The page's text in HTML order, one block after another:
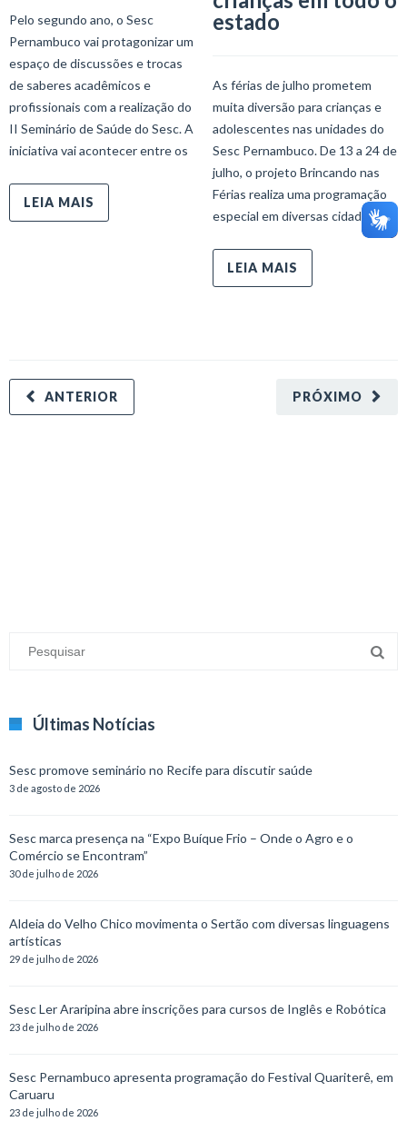
Pelo segundo ano, o Sesc
Pernambuco vai protagonizar um
espaço de discussões e trocas
de saberes acadêmicos e
profissionais com a realização do
II Seminário de Saúde do Sesc. A
iniciativa vai acontecer entre os
LEIA MAIS
estado
As férias de julho prometem
muita diversão para crianças e
adolescentes nas unidades do
Sesc Pernambuco. De 13 a 24 de
julho, o projeto Brincando nas
Férias realiza uma programação
especial em diversas cidades do
LEIA MAIS
PRÓXIMO
ANTERIOR
Últimas Notícias
Sesc promove seminário no Recife para discutir saúde
3 de agosto de 2026
Sesc marca presença na “Expo Buíque Frio – Onde o Agro e o
Comércio se Encontram”
30 de julho de 2026
Aldeia do Velho Chico movimenta o Sertão com diversas linguagens
artísticas
29 de julho de 2026
Sesc Ler Araripina abre inscrições para cursos de Inglês e Robótica
23 de julho de 2026
Sesc Pernambuco apresenta programação do Festival Quariterê, em
Caruaru
23 de julho de 2026